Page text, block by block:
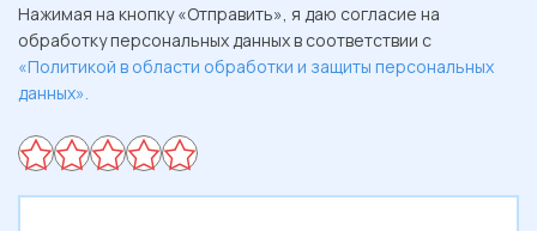
Нажимая на кнопку «Отправить», я даю согласие на
обработку персональных данных в соответствии с
«Политикой в области обработки и защиты персональных
данных».